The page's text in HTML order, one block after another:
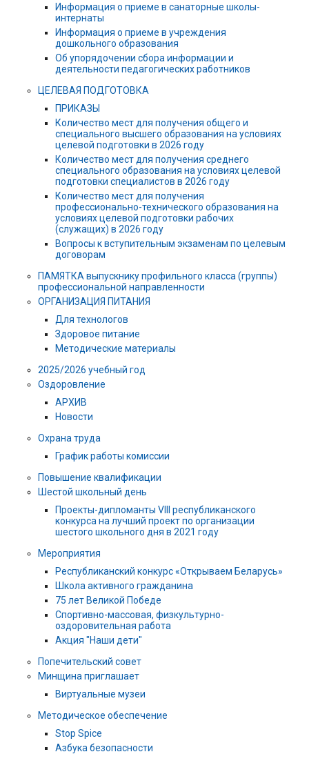
Информация о приеме в санаторные школы-
интернаты
Информация о приеме в учреждения
дошкольного образования
Об упорядочении сбора информации и
деятельности педагогических работников
ЦЕЛЕВАЯ ПОДГОТОВКА
ПРИКАЗЫ
Количество мест для получения общего и
специального высшего образования на условиях
целевой подготовки в 2026 году
Количество мест для получения среднего
специального образования на условиях целевой
подготовки специалистов в 2026 году
Количество мест для получения
профессионально-технического образования на
условиях целевой подготовки рабочих
(служащих) в 2026 году
Вопросы к вступительным экзаменам по целевым
договорам
ПАМЯТКА выпускнику профильного класса (группы)
профессиональной направленности
ОРГАНИЗАЦИЯ ПИТАНИЯ
Для технологов
Здоровое питание
Методические материалы
2025/2026 учебный год
Оздоровление
АРХИВ
Новости
Охрана труда
График работы комиссии
Повышение квалификации
Шестой школьный день
Проекты-дипломанты VIII республиканского
конкурса на лучший проект по организации
шестого школьного дня в 2021 году
Мероприятия
Республиканский конкурс «Открываем Беларусь»
Школа активного гражданина
75 лет Великой Победе
Спортивно-массовая, физкультурно-
оздоровительная работа
Акция "Наши дети"
Попечительский совет
Минщина приглашает
Виртуальные музеи
Методическое обеспечение
Stop Spice
Азбука безопасности